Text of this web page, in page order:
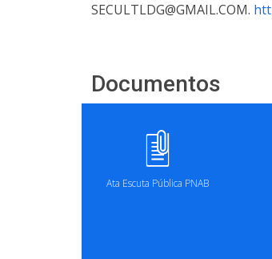
SECULTLDG@GMAIL.COM.
Documentos
Ata Escuta Pública PNAB